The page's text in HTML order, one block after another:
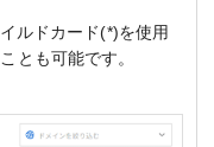
ルドカード(*)を使用
とも可能です。